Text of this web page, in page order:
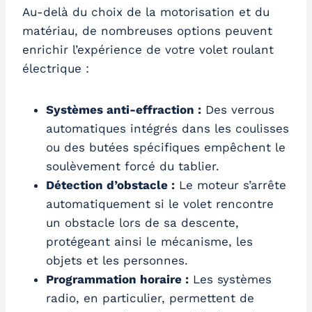
Au-delà du choix de la motorisation et du
matériau, de nombreuses options peuvent
enrichir l’expérience de votre volet roulant
électrique :
Systèmes anti-effraction : Des verrous
automatiques intégrés dans les coulisses
ou des butées spécifiques empêchent le
soulèvement forcé du tablier.
Détection d’obstacle : Le moteur s’arrête
automatiquement si le volet rencontre
un obstacle lors de sa descente,
protégeant ainsi le mécanisme, les
objets et les personnes.
Programmation horaire : Les systèmes
radio, en particulier, permettent de